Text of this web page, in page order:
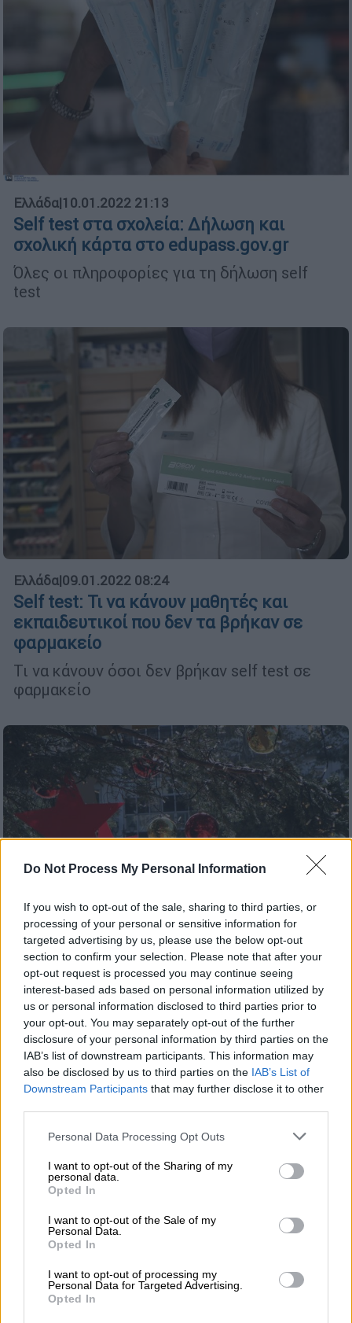
Do Not Process My Personal Information
If you wish to opt-out of the sale, sharing to third parties, or
processing of your personal or sensitive information for
targeted advertising by us, please use the below opt-out
section to confirm your selection. Please note that after your
opt-out request is processed you may continue seeing
interest-based ads based on personal information utilized by
us or personal information disclosed to third parties prior to
your opt-out. You may separately opt-out of the further
disclosure of your personal information by third parties on the
IAB’s list of downstream participants. This information may
also be disclosed by us to third parties on the IAB’s List of
Downstream Participants that may further disclose it to other
Please note that this website/app uses one or more Google
not limited to your visit or usage behaviour. You may click to
grant or deny consent to Google and its third-party tags to
use your data for below specified purposes in below Google
consent section.
Personal Data Processing Opt Outs
I want to opt-out of the Sharing of my
personal data.
Opted In
I want to opt-out of the Sale of my
Personal Data.
Opted In
I want to opt-out of processing my
Personal Data for Targeted Advertising.
Opted In
Ελλάδα|10.01.2022 21:13
Self test στα σχολεία: Δήλωση και
σχολική κάρτα στο edupass.gov.gr
Όλες οι πληροφορίες για τη δήλωση self
test
Ελλάδα|09.01.2022 08:24
Self test: Τι να κάνουν μαθητές και
εκπαιδευτικοί που δεν τα βρήκαν σε
φαρμακείο
Τι να κάνουν όσοι δεν βρήκαν self test σε
φαρμακείο
Πολιτική|21.12.2021 12:35
Self test αντί rapid στο Ρεβεγιόν: Τι
οδήγησε σε στροφή 180 μοιρών την
κυβέρνηση
Τι έκανε την κυβέρνηση να κάνει πίσω στα
μέτρα που είχε αφήσει να διαρρεύσουν